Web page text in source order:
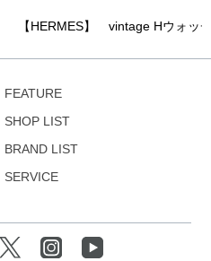
【HERMES】 vintage Hウォッ
FEATURE
SHOP LIST
BRAND LIST
SERVICE